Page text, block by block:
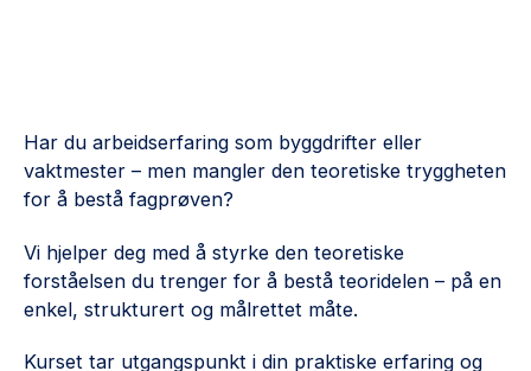
Har du arbeidserfaring som byggdrifter eller
vaktmester – men mangler den teoretiske tryggheten
for å bestå fagprøven?
Vi hjelper deg med å styrke den teoretiske
forståelsen du trenger for å bestå teoridelen – på en
enkel, strukturert og målrettet måte.
Kurset tar utgangspunkt i din praktiske erfaring og